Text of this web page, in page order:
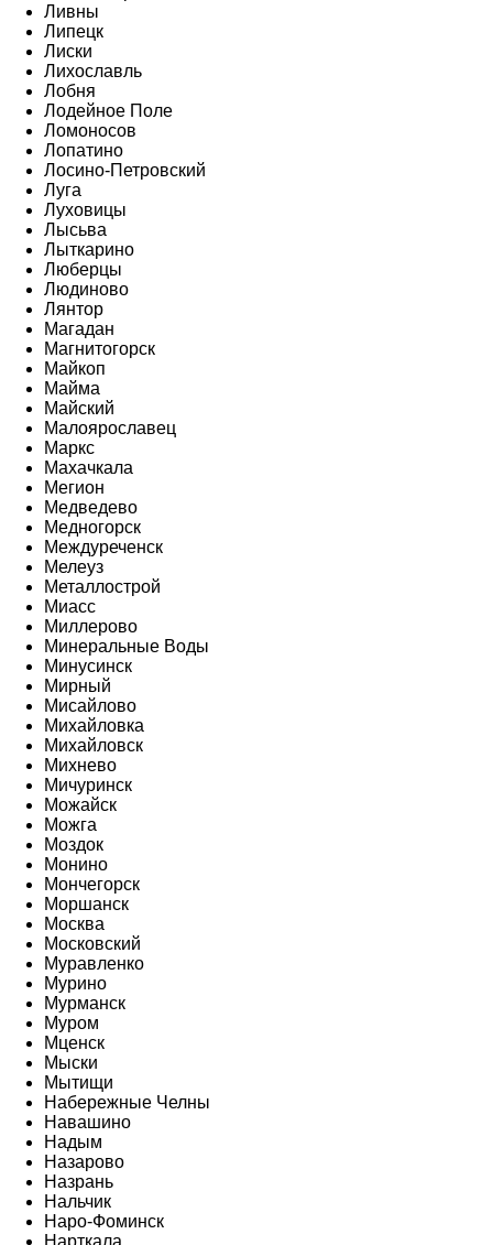
Ливны
Липецк
Лиски
Лихославль
Лобня
Лодейное Поле
Ломоносов
Лопатино
Лосино-Петровский
Луга
Луховицы
Лысьва
Лыткарино
Люберцы
Людиново
Лянтор
Магадан
Магнитогорск
Майкоп
Майма
Майский
Малоярославец
Маркс
Махачкала
Мегион
Медведево
Медногорск
Междуреченск
Мелеуз
Металлострой
Миасс
Миллерово
Минеральные Воды
Минусинск
Мирный
Мисайлово
Михайловка
Михайловск
Михнево
Мичуринск
Можайск
Можга
Моздок
Монино
Мончегорск
Моршанск
Москва
Московский
Муравленко
Мурино
Мурманск
Муром
Мценск
Мыски
Мытищи
Набережные Челны
Навашино
Надым
Назарово
Назрань
Нальчик
Наро-Фоминск
Нарткала